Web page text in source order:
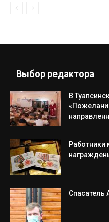
Выбор редактора
В
Работники
Спасатель